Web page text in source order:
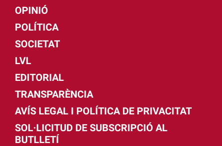
OPINIÓ
POLÍTICA
SOCIETAT
LVL
EDITORIAL
TRANSPARÈNCIA
AVÍS LEGAL I POLÍTICA DE PRIVACITAT
SOL·LICITUD DE SUBSCRIPCIÓ AL
BUTLLETÍ